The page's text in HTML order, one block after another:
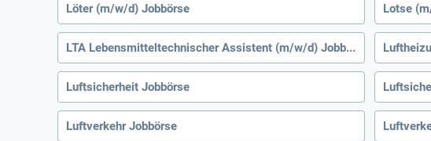
Löter (m/w/d) Jobbörse Lotse
LTA Lebensmitteltechnischer Assistent (m/w/d) Jobbörse
Luftsicherheit Jobbörse
Luftverkehr Jobbörse